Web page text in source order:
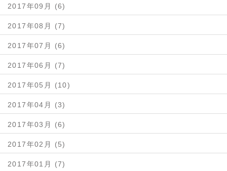
2017年09月 (6)
2017年08月 (7)
2017年07月 (6)
2017年06月 (7)
2017年05月 (10)
2017年04月 (3)
2017年03月 (6)
2017年02月 (5)
2017年01月 (7)